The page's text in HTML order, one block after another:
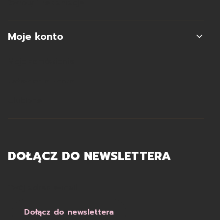
Moje konto
DOŁĄCZ DO NEWSLETTERA
Dołącz do newslettera